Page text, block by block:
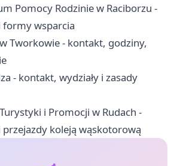
Pomocy Rodzinie w Raciborzu -
wsparcia
Tworkowie - kontakt, godziny,
- kontakt, wydziały i zasady
i Promocji w Rudach -
koleją wąskotorową